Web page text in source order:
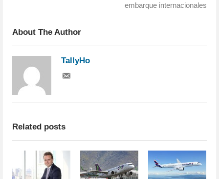
embarque internacionales
About The Author
TallyHo
Related posts